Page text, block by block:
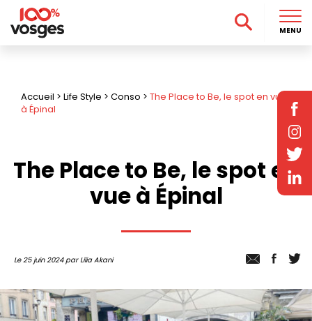
Accueil > Life Style > Conso > The Place to Be, le spot en vue
à Épinal
The Place to Be, le spot en
vue à Épinal
Le 25 juin 2024 par Lilia Akani
MENU